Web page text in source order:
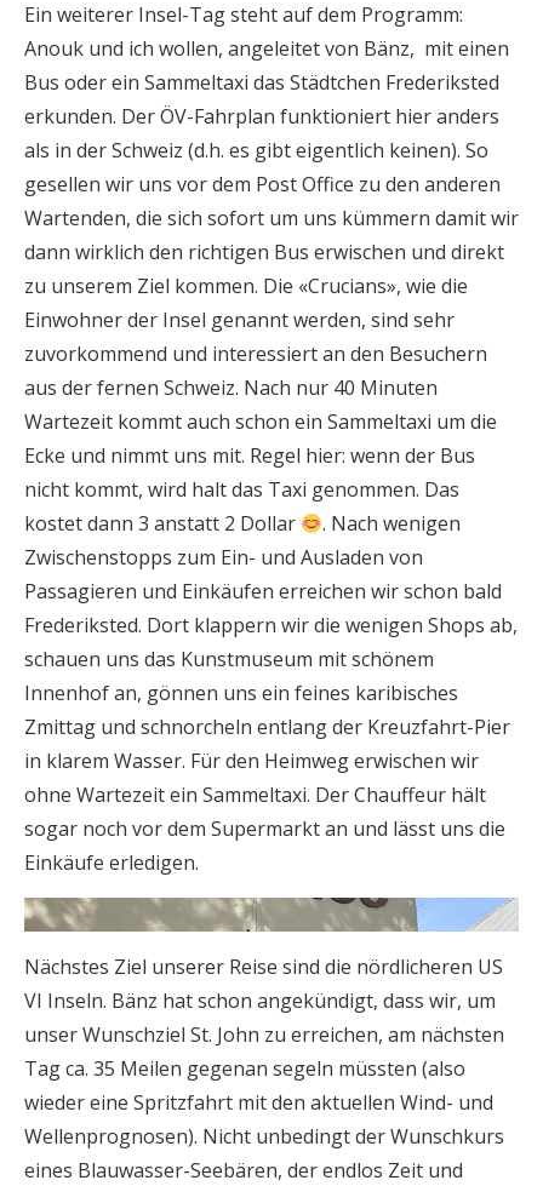
Ein weiterer Insel-Tag steht auf dem Programm:
Anouk und ich wollen, angeleitet von Bänz, mit einen
Bus oder ein Sammeltaxi das Städtchen Frederiksted
erkunden. Der ÖV-Fahrplan funktioniert hier anders
als in der Schweiz (d.h. es gibt eigentlich keinen). So
gesellen wir uns vor dem Post Office zu den anderen
Wartenden, die sich sofort um uns kümmern damit wir
dann wirklich den richtigen Bus erwischen und direkt
zu unserem Ziel kommen. Die «Crucians», wie die
Einwohner der Insel genannt werden, sind sehr
zuvorkommend und interessiert an den Besuchern
aus der fernen Schweiz. Nach nur 40 Minuten
Wartezeit kommt auch schon ein Sammeltaxi um die
Ecke und nimmt uns mit. Regel hier: wenn der Bus
nicht kommt, wird halt das Taxi genommen. Das
kostet dann 3 anstatt 2 Dollar
. Nach wenigen
Zwischenstopps zum Ein- und Ausladen von
Passagieren und Einkäufen erreichen wir schon bald
Frederiksted. Dort klappern wir die wenigen Shops ab,
schauen uns das Kunstmuseum mit schönem
Innenhof an, gönnen uns ein feines karibisches
Zmittag und schnorcheln entlang der Kreuzfahrt-Pier
in klarem Wasser. Für den Heimweg erwischen wir
ohne Wartezeit ein Sammeltaxi. Der Chauffeur hält
sogar noch vor dem Supermarkt an und lässt uns die
Einkäufe erledigen.
Nächstes Ziel unserer Reise sind die nördlicheren US
VI Inseln. Bänz hat schon angekündigt, dass wir, um
unser Wunschziel St. John zu erreichen, am nächsten
Tag ca. 35 Meilen gegenan segeln müssten (also
wieder eine Spritzfahrt mit den aktuellen Wind- und
Wellenprognosen). Nicht unbedingt der Wunschkurs
eines Blauwasser-Seebären, der endlos Zeit und